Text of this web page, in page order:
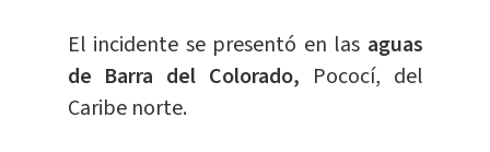
El incidente se presentó en las aguas
de Barra del Colorado, Pococí, del
Caribe norte.